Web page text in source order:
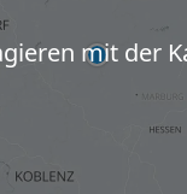
mit der